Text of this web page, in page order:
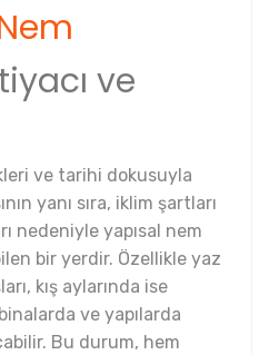
ve
ve tarihi dokusuyla
yanı sıra, iklim şartları
nedeniyle yapısal nem
bir yerdir. Özellikle yaz
kış aylarında ise
ve yapılarda
Bu durum, hem